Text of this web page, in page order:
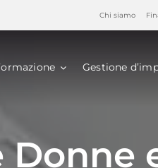
Chi siamo
Gestione